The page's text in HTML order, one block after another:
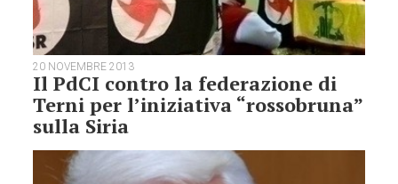
20 NOVEMBRE 2013
Il PdCI contro la federazione di
Terni per l’iniziativa “rossobruna”
sulla Siria